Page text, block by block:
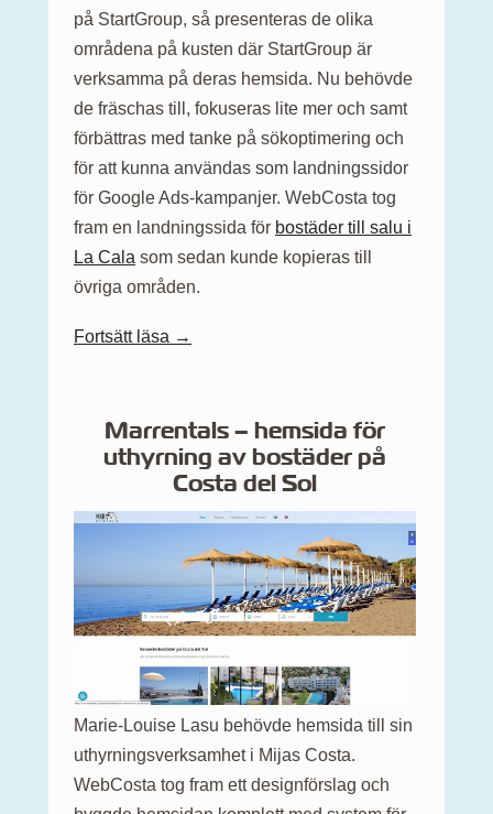
på StartGroup, så presenteras de olika
områdena på kusten där StartGroup är
verksamma på deras hemsida. Nu behövde
de fräschas till, fokuseras lite mer och samt
förbättras med tanke på sökoptimering och
för att kunna användas som landningssidor
för Google Ads-kampanjer. WebCosta tog
fram en landningssida för bostäder till salu i
La Cala som sedan kunde kopieras till
övriga områden.
Fortsätt läsa →
Marrentals – hemsida för
uthyrning av bostäder på
Costa del Sol
Marie-Louise Lasu behövde hemsida till sin
uthyrningsverksamhet i Mijas Costa.
WebCosta tog fram ett designförslag och